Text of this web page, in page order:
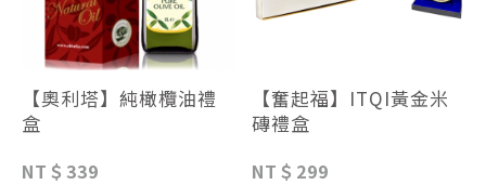
【奧利塔】純橄欖油禮
盒
NT＄339
【奮起福】ITQI黃金米
磚禮盒
NT＄299